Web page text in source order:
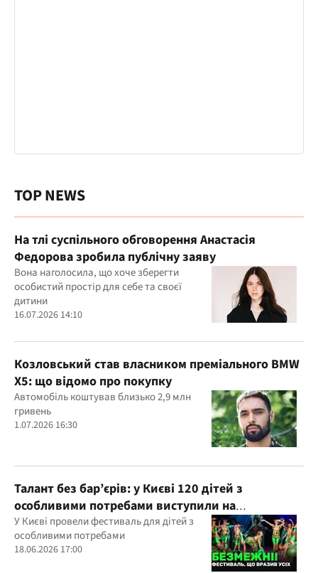
TOP NEWS
На тлі суспільного обговорення Анастасія
Федорова зробила публічну заяву
Вона наголосила, що хоче зберегти
особистий простір для себе та своєї
дитини
16.07.2026 14:10
Козловський став власником преміального BMW
X5: що відомо про покупку
Автомобіль коштував близько 2,9 млн
гривень
1.07.2026 16:30
Талант без бар’єрів: у Києві 120 дітей з
особливими потребами виступили на
всеукраїнському фестивалі
У Києві провели фестиваль для дітей з
особливими потребами
18.06.2026 17:00